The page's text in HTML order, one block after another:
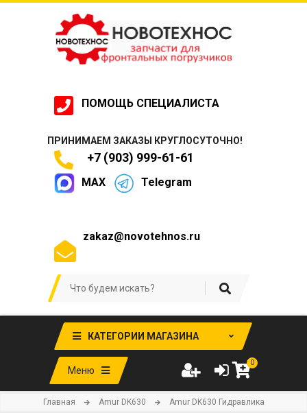
ПОМОЩЬ СПЕЦИАЛИСТА
ПРИНИМАЕМ ЗАКАЗЫ КРУГЛОСУТОЧНО!
+7 (903) 999-61-61
MAX Telegram
zakaz@novotehnos.ru
КАТЕГОРИИ МАГАЗИНА
Меню
0
Главная Amur DK630 Amur DK630 Гидравлика